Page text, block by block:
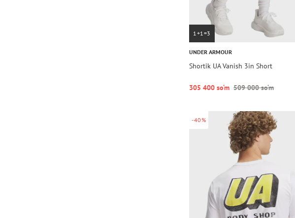
1+1=3
UNDER ARMOUR
Shortik UA Vanish 3in Short
305 400 so‘m 509 000 so‘m
-40%